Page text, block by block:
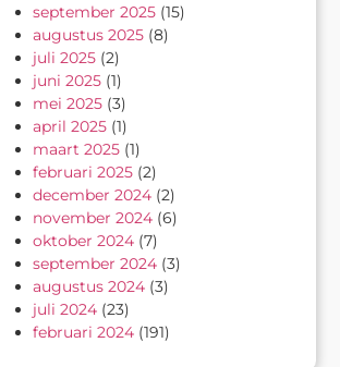
september 2025 (15)
augustus 2025 (8)
juli 2025 (2)
juni 2025 (1)
mei 2025 (3)
april 2025 (1)
maart 2025 (1)
februari 2025 (2)
december 2024 (2)
november 2024 (6)
oktober 2024 (7)
september 2024 (3)
augustus 2024 (3)
juli 2024 (23)
februari 2024 (191)